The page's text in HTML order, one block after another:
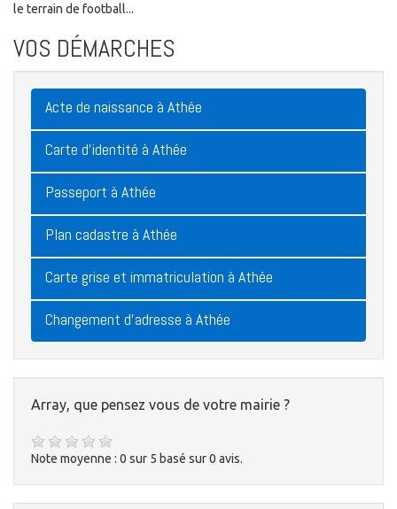
le terrain de football...
VOS DÉMARCHES
Acte de naissance à Athée
Carte d'identité à Athée
Passeport à Athée
Plan cadastre à Athée
Carte grise et immatriculation à Athée
Changement d'adresse à Athée
Array, que pensez vous de votre mairie ?
Note moyenne : 0 sur 5 basé sur0 avis.